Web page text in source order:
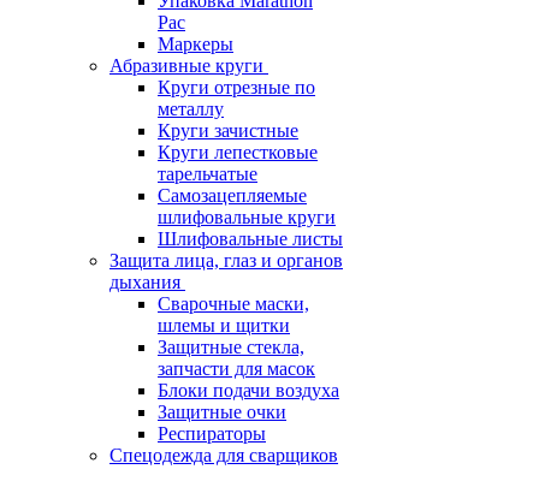
Pac
Маркеры
Абразивные круги
Круги отрезные по
металлу
Круги зачистные
Круги лепестковые
тарельчатые
Самозацепляемые
шлифовальные круги
Шлифовальные листы
Защита лица, глаз и органов
дыхания
Сварочные маски,
шлемы и щитки
Защитные стекла,
запчасти для масок
Блоки подачи воздуха
Защитные очки
Респираторы
Спецодежда для сварщиков